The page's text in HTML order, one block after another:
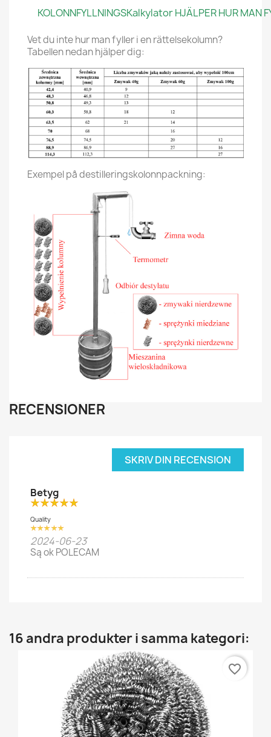
KOLONNFYLLNINGSKalkylator HJÄLPER HUR
Vet du inte hur man fyller i en rättelsekolumn?
Tabellen nedan hjälper dig:
Exempel på destilleringskolonnpackning:
RECENSIONER
SKRIV DIN RECENSION
Betyg
Quality
2024-06-23
Są ok POLECAM
16 andra produkter i samma kategori:
favorite_border